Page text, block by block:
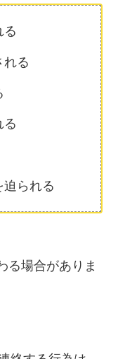
る
れる
る
られる
る場合がありま